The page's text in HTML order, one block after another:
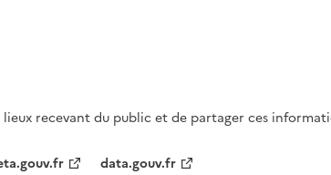
recevant du public et de partager ces
data.gouv.fr